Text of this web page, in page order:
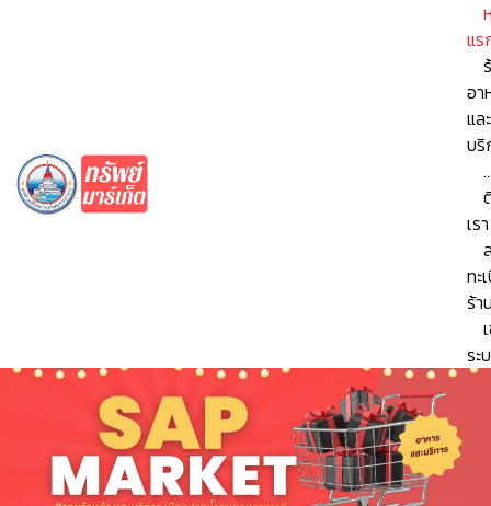
แร
อา
และ
บริ
เรา
ทะ
ร้า
ระ